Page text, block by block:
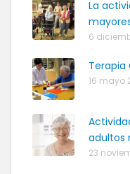
La
6
16 mayo
adultos
23